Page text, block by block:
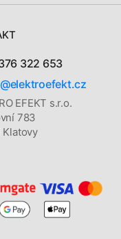
322 653
EFEKT s.r.o.
783
Klatovy